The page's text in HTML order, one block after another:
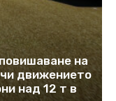
на
движението
над 12 т в